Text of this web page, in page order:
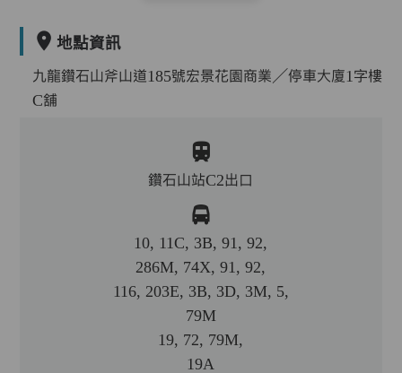
地點資訊
九龍鑽石山斧山道185號宏景花園商業／停車大廈1字樓
C舖
鑽石山站C2出口
10, 11C, 3B, 91, 92,
286M, 74X, 91, 92,
116, 203E, 3B, 3D, 3M, 5,
79M
19, 72, 79M,
19A